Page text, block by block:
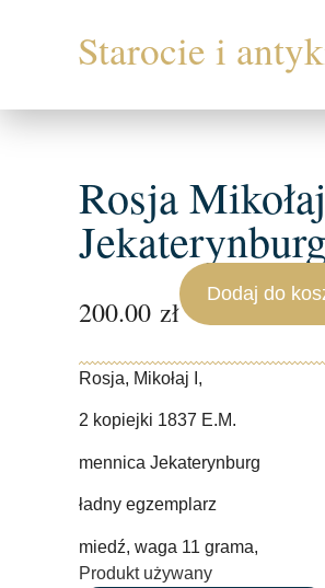
Rosja
Jekaterynburg
200.00 zł
Dodaj do
Rosja, Mikołaj I,
2 kopiejki 1837 E.M.
mennica Jekaterynburg
ładny egzemplarz
miedź, waga 11 grama,
Produkt używany